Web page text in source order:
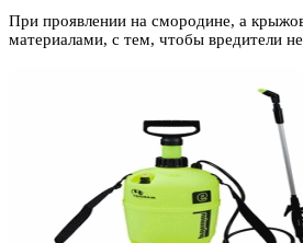
При проявлении на смородине, а
материалами, с тем, чтобы вредители